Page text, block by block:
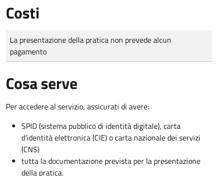
Costi
Tipo di pagamento
Importo
La presentazione della pratica non prevede alcun
pagamento
Cosa serve
Per accedere al servizio, assicurati di avere:
SPID (sistema pubblico di identità digitale), carta
d’identità elettronica (CIE) o carta nazionale dei servizi
(CNS)
tutta la documentazione prevista per la presentazione
della pratica.